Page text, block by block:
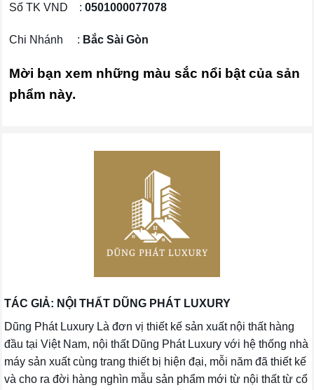
Số TK VND : 0501000077078
Chi Nhánh : Bắc Sài Gòn
Mời bạn xem những màu sắc nổi bật của sản
phẩm này.
TÁC GIẢ: NỘI THẤT DŨNG PHÁT LUXURY
Dũng Phát Luxury Là đơn vị thiết kế sản xuất nội thất hàng
đầu tại Việt Nam, nội thất Dũng Phát Luxury với hệ thống nhà
máy sản xuất cùng trang thiết bị hiện đại, mỗi năm đã thiết kế
và cho ra đời hàng nghìn mẫu sản phẩm mới từ nội thất từ cổ